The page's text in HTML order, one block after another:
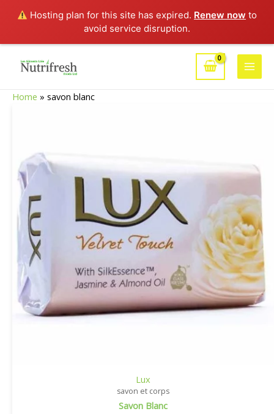
Hosting plan for this site has expired. Renew now to
avoid service disruption.
Main
Home » savon blanc
Lux
savon et corps
Savon Blanc